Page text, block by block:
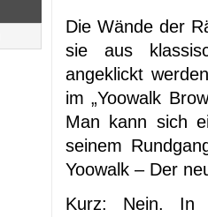
Die Wände der
sie aus
angeklickt
im „Yoowalk
Man kann sich
seinem
Yoowalk – Der
Kurz: Nein. In